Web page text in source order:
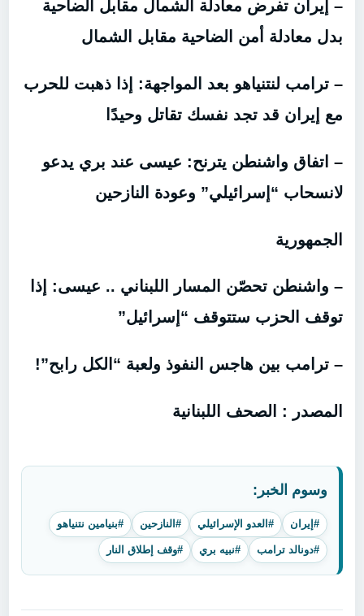
– إيران تفرض معادلة الشمال مقابل الضاحية
بدل معادلة أمن الضاحية مقابل الشمال
– ترامب لنتنياهو بعد المواجهة: إذا ذهبت للحرب
مع إيران قد تجد نفسك تقاتل وحيدًا
– اتفاق واشنطن يترنح: عيسى عند بري يدعو
لانسحاب “إسرائيلي” وعودة النازحين
الجمهورية
– واشنطن تحصّن المسار اللبناني .. عيسى: إذا
توقف الحزب ستتوقف “إسرائيل”
– ترامب بين هاجس النفوذ ولعبة “الكل رابح”!
المصدر : الصحف اللبنانية
وسوم الخبر:
#إيران #العدو الإسرائيلي #النازحين #بنيامين نتنياهو
#دونالد ترامب #نبيه بري #وقف إطلاق النار